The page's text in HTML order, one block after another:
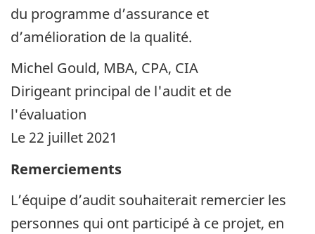
du programme d’assurance et
d’amélioration de la qualité.
Michel Gould, MBA, CPA, CIA
Dirigeant principal de l'audit et de
l'évaluation
Le 22 juillet 2021
Remerciements
L’équipe d’audit souhaiterait remercier les
personnes qui ont participé à ce projet, en